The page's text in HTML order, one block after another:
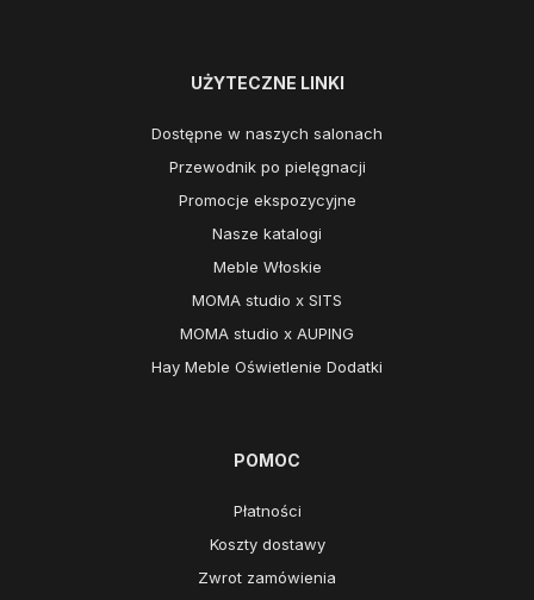
UŻYTECZNE LINKI
Dostępne w naszych salonach
Przewodnik po pielęgnacji
Promocje ekspozycyjne
Nasze katalogi
Meble Włoskie
MOMA studio x SITS
MOMA studio x AUPING
Hay Meble Oświetlenie Dodatki
POMOC
Płatności
Koszty dostawy
Zwrot zamówienia